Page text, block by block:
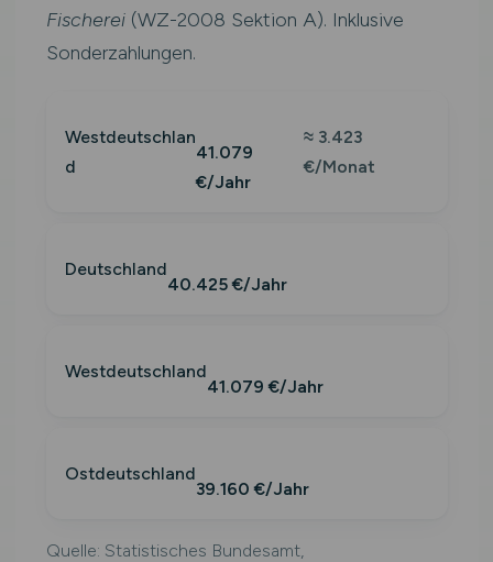
Fischerei(WZ-2008 Sektion A). Inklusive
Sonderzahlungen.
Westdeutschlan
d
41.079
€/Jahr
≈ 3.423
€/Monat
Deutschland
40.425 €/Jahr
Westdeutschland
41.079 €/Jahr
Ostdeutschland
39.160 €/Jahr
Quelle: Statistisches Bundesamt,